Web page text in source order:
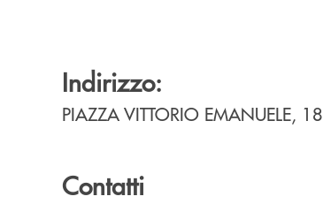
Indirizzo:
PIAZZA VITTORIO EMANUELE, 18
Contatti